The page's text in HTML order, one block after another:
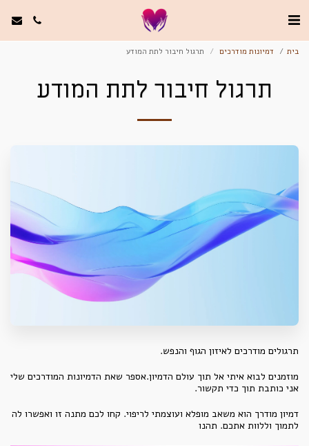
בית דמיונות מודרכים תרגול חיבור לתת המודע
תרגול חיבור לתת המודע
תרגולים מודרכים לאיזון הגוף והנפש.
מוזמנים לבוא איתי אל תוך עולם הדמיון.אספר שאת הדמיונות המודרכים שלי
אני כותבת תוך כדי תקשור.
דמיון מודרך הוא משאב מופלא ועוצמתי לריפוי. קחו לכם מתנה זו ואפשרו לה
לתמוך וללוות אתכם. תהנו